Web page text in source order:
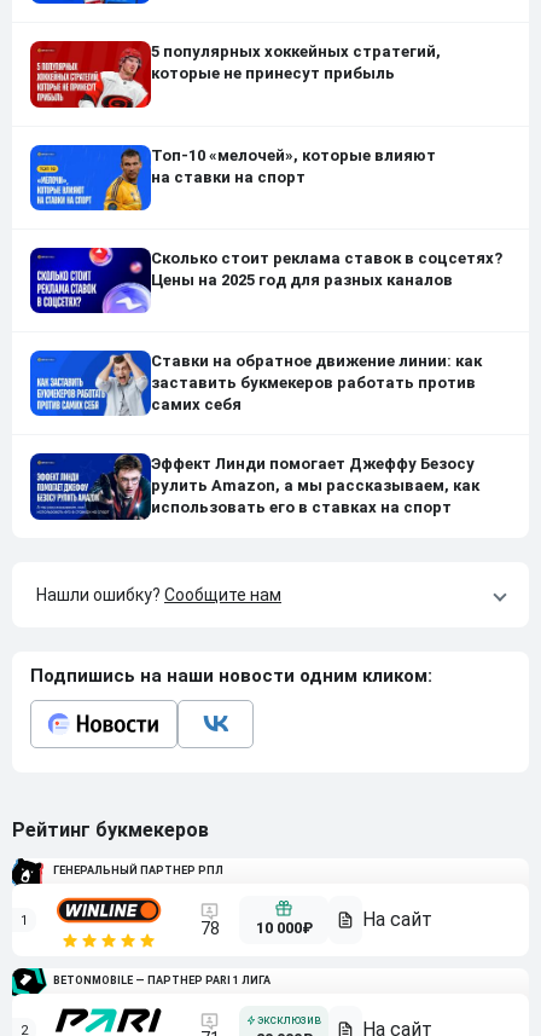
5 популярных хоккейных стратегий,
которые не принесут прибыль
Топ-10 «мелочей», которые влияют
на ставки на спорт
Сколько стоит реклама ставок в соцсетях?
Цены на 2025 год для разных каналов
Ставки на обратное движение линии: как
заставить букмекеров работать против
самих себя
Эффект Линди помогает Джеффу Безосу
рулить Amazon, а мы рассказываем, как
использовать его в ставках на спорт
Нашли ошибку? Сообщите нам
Подпишись на наши новости одним кликом:
Рейтинг букмекеров
ГЕНЕРАЛЬНЫЙ ПАРТНЕР РПЛ
1 78 10 000₽
BETONMOBILE — ПАРТНЕР PARI 1 ЛИГА
2